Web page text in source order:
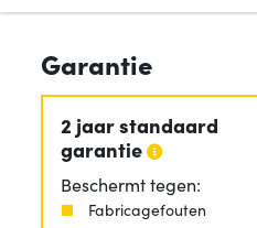
Garantie
2 jaar standaard
garantie
Beschermt tegen:
Fabricagefouten